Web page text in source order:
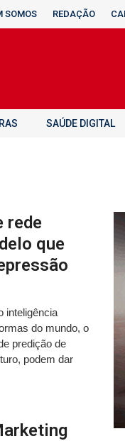
SOMOS REDAÇÃO
SAÚDE DIGITAL
rede
que
inteligência
do mundo, o
predição de
podem dar